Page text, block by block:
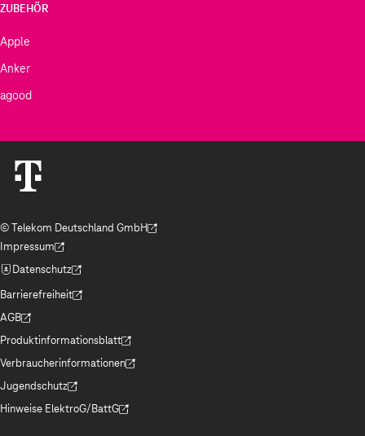
ZUBEHÖR
Apple
Anker
agood
© Telekom Deutschland GmbH
(Der Link wird in einem neuen Tab geöffnet)
Impressum
(Der Link wird in einem neuen Tab geöffnet)
Datenschutz
(Der Link wird in einem neuen Tab geöffnet)
Barrierefreiheit
(Der Link wird in einem neuen Tab geöffnet)
AGB
(Der Link wird in einem neuen Tab geöffnet)
Produktinformationsblatt
(Der Link wird in einem neuen Tab geöffnet)
Verbraucherinformationen
(Der Link wird in einem neuen Tab geöffnet)
Jugendschutz
(Der Link wird in einem neuen Tab geöffnet)
Hinweise ElektroG/BattG
(Der Link wird in einem neuen Tab geöffnet)